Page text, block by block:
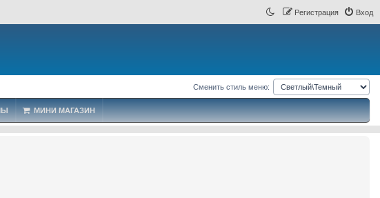
Вход
Регистрация
Сменить стиль меню:
МИНИ МАГАЗИН